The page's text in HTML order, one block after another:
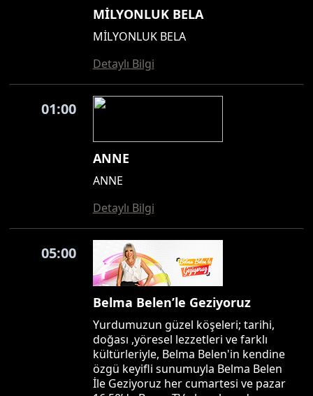
MİLYONLUK BELA
MİLYONLUK BELA
Detaylı Bilgi
01:00
ANNE
ANNE
Detaylı Bilgi
05:00
Belma Belen’le Geziyoruz
Yurdumuzun güzel köşeleri; tarihi,
doğası ,yöresel lezzetleri ve farklı
kültürleriyle, Belma Belen'in kendine
özgü keyifli sunumuyla Belma Belen
İle Geziyoruz her cumartesi ve pazar